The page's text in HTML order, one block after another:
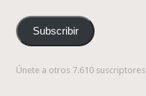
correo
electrónico
Subscribir
Únete a otros 7.610 suscriptores